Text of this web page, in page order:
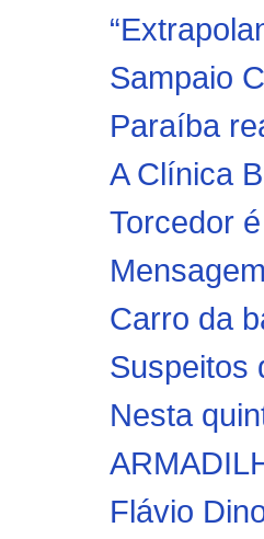
Sampaio
Paraíba
A Clínica
Torcedor
Carro da
Suspeitos
Nesta
Flávio